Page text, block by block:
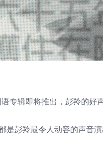
专辑即将推出，彭羚的
是彭羚最令人动容的声音